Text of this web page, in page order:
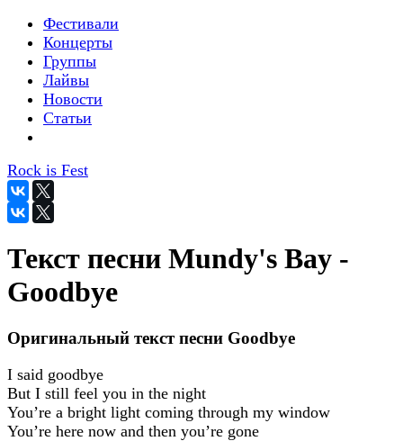
Фестивали
Концерты
Группы
Лайвы
Новости
Статьи
Rock is Fest
Текст песни Mundy's Bay -
Goodbye
Оригинальный текст песни Goodbye
I said goodbye
But I still feel you in the night
You’re a bright light coming through my window
You’re here now and then you’re gone